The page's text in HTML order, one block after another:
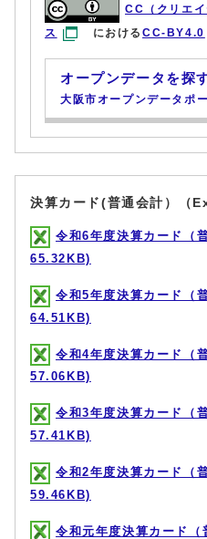
CC（クリエ
ス
におけるCC-BY4.0
オープンデータを探
大阪市オープンデータポ
決算カード(普通会計）（
令和6年度決算カード（
65.32KB)
令和5年度決算カード（
64.51KB)
令和4年度決算カード（
57.06KB)
令和3年度決算カード（
57.41KB)
令和2年度決算カード（
59.46KB)
令和元年度決算カード